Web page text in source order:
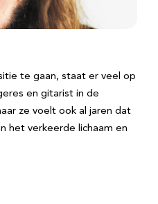
te gaan, staat er veel op
en gitarist in de
ze voelt ook al jaren dat
het verkeerde lichaam en